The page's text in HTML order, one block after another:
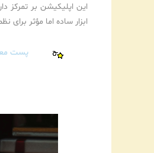
این اپلیکیشن بر تمرکز
ابزار ساده اما مؤثر برای
پست